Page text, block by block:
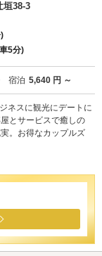
垣38-3
5分)
宿泊 5,640 円 ～
ネスに観光にデートに
とサービスで癒しの
。お得なカップルズ